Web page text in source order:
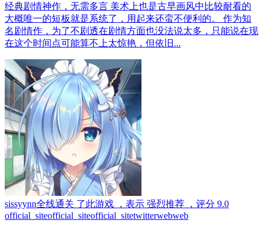
经典剧情神作，无需多言 美术上也是古早画风中比较耐看的
大概唯一的短板就是系统了，用起来还蛮不便利的。 作为知
名剧情作，为了不剧透在剧情方面也没法说太多，只能说在现
在这个时间点可能算不上太惊艳，但依旧...
sissyynn全线通关 了此游戏 ，表示 强烈推荐 ，评分 9.0
official_siteofficial_siteofficial_sitetwitterwebweb